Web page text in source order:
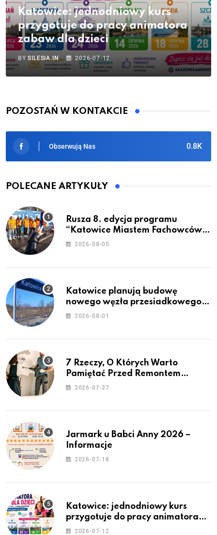
Katowice: jednodniowy kurs
przygotuje do pracy animatora
zabaw dla dzieci
BYSILESIA.IN 2026-07-12
POZOSTAŃ W KONTAKCIE
0.8K
Obserwują Nas
POLECANE ARTYKUŁY
Rusza 8. edycja programu
“Katowice Miastem Fachowców”
– nabór dla przedsiębiorców
2026-08-05
Katowice planują budowę
nowego węzła przesiadkowego w
Podlesiu
2026-08-01
7 Rzeczy, O Których Warto
Pamiętać Przed Remontem
Mieszkania
2026-07-27
Jarmark u Babci Anny 2026 –
Informacje
2026-07-18
Katowice: jednodniowy kurs
przygotuje do pracy animatora
zabaw dla dzieci
2026-07-12